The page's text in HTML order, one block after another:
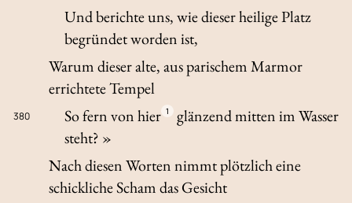
Und berichte uns, wie dieser heilige Platz
begründet worden ist,
Warum dieser alte, aus parischem Marmor
errichtete Tempel
380 So fern von hier 1
glänzend mitten im Wasser
steht? »
Nach diesen Worten nimmt plötzlich eine
schickliche Scham das Gesicht